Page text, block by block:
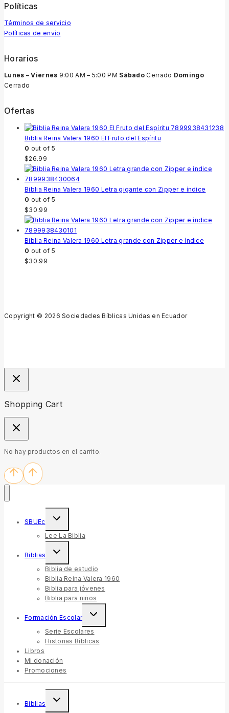
Políticas
Términos de servicio
Políticas de envío
Horarios
Lunes – Viernes 9:00 AM – 5:00 PM Sábado Cerrado Domingo
Cerrado
Ofertas
Biblia Reina Valera 1960 El Fruto del Espíritu
0 out of 5
$26.99
Biblia Reina Valera 1960 Letra gigante con Zipper e índice
0 out of 5
$30.99
Biblia Reina Valera 1960 Letra grande con Zipper e índice
0 out of 5
$30.99
Copyright © 2026 Sociedades Bíblicas Unidas en Ecuador
Shopping Cart
No hay productos en el carrito.
SBUEc
Lee La Biblia
Biblias
Biblia de estudio
Biblia Reina Valera 1960
Biblia para jóvenes
Biblia para niños
Formación Escolar
Serie Escolares
Historias Bíblicas
Libros
Mi donación
Promociones
Biblias